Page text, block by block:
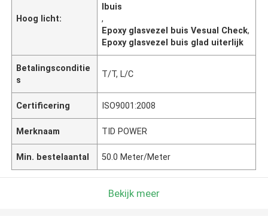
Hoog licht:
lbuis
,
Epoxy glasvezel buis Vesual Check,
Epoxy glasvezel buis glad uiterlijk
Betalingsconditie
s
T/T, L/C
Certificering ISO9001:2008
Merknaam TID POWER
Min. bestelaantal 50.0 Meter/Meter
Bekijk meer